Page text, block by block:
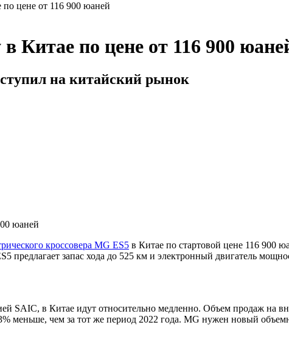
цене от 116 900 юаней
Китае по цене от 116 900
на китайский рынок
юаней
кроссовера MG ES5 в Китае по стартовой цене 116 900
предлагает запас хода до 525 км и электронный двигатель
SAIC, в Китае идут относительно медленно. Объем продаж на
меньше, чем за тот же период 2022 года. MG нужен новый